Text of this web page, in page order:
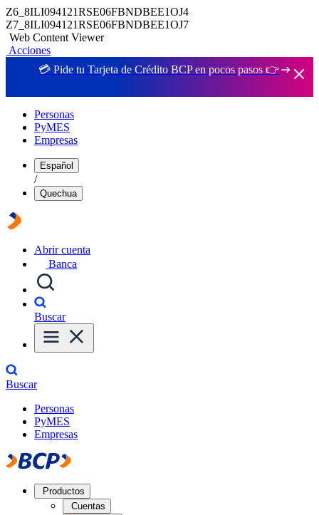
Z6_8ILI094121RSE06FBNDBEE1OJ4
Z7_8ILI094121RSE06FBNDBEE1OJ7
Web Content Viewer
Acciones
💳 Pide tu Tarjeta de Crédito BCP en pocos pasos 👉
Personas
PyMES
Empresas
Español
/
Quechua
Abrir cuenta
Banca
Buscar
Buscar
Personas
PyMES
Empresas
Productos
Cuentas